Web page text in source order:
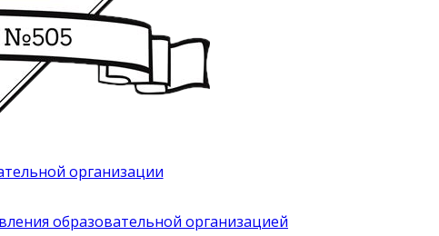
организации
образовательной организацией